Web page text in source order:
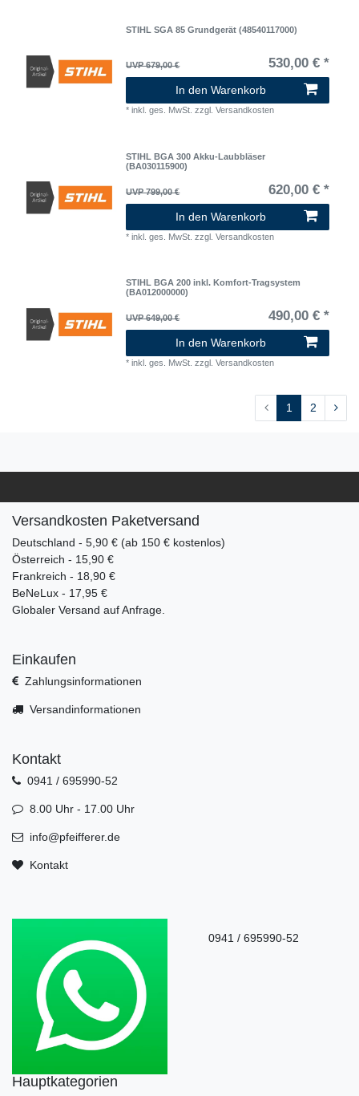
STIHL SGA 85 Grundgerät (48540117000)
UVP 679,00 € 530,00 € *
In den Warenkorb
*inkl. ges. MwSt. zzgl.Versandkosten
STIHL BGA 300 Akku-Laubbläser
(BA030115900)
UVP 799,00 € 620,00 € *
In den Warenkorb
*inkl. ges. MwSt. zzgl.Versandkosten
STIHL BGA 200 inkl. Komfort-Tragsystem
(BA012000000)
UVP 649,00 € 490,00 € *
In den Warenkorb
*inkl. ges. MwSt. zzgl.Versandkosten
1 2
Versandkosten Paketversand
Deutschland - 5,90 € (ab 150 € kostenlos)
Österreich - 15,90 €
Frankreich - 18,90 €
BeNeLux - 17,95 €
Globaler Versand auf Anfrage.
Einkaufen
Zahlungsinformationen
Versandinformationen
Kontakt
0941 / 695990-52
8.00 Uhr - 17.00 Uhr
info@pfeifferer.de
Kontakt
0941 / 695990-52
Hauptkategorien